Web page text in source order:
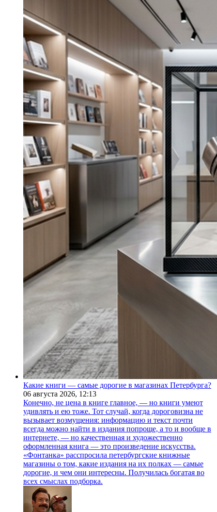
Какие книги — самые дорогие в магазинах Петербурга?
06 августа 2026, 12:13
Конечно, не цена в книге главное, — но книги умеют
удивлять и ею тоже. Тот случай, когда дороговизна не
вызывает возмущения: информацию и текст почти
всегда можно найти в издания попроще, а то и вообще в
интернете, — но качественная и художественно
оформленная книга — это произведение искусства.
«Фонтанка» расспросила петербургские книжные
магазины о том, какие издания на их полках — самые
дорогие, и чем они интересны. Получилась богатая во
всех смыслах подборка.